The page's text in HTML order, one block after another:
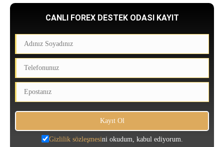
CANLI FOREX DESTEK ODASI KAYIT
Gizlilik sözleşmesini okudum, kabul ediyorum.